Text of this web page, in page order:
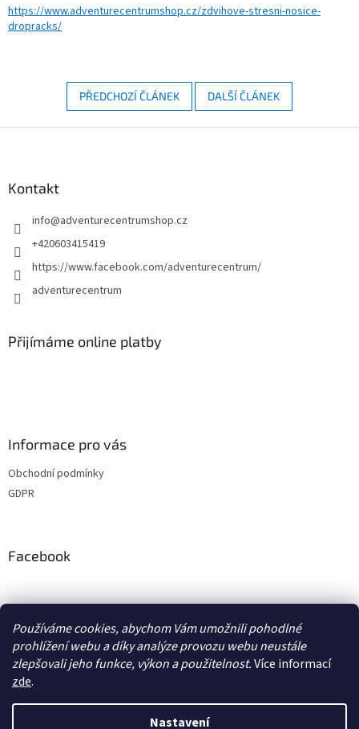
Používáme cookies, abychom Vám umožnili pohodlné
prohlížení webu a díky analýze provozu webu neustále
zlepšovali jeho funkce, výkon a použitelnost.Více informací
zde.
Nastavení
https://www.adventurecentrumshop.cz/zdvihove-stresni-nosice-
dropracks/
PŘEDCHOZÍ ČLÁNEK DALŠÍ ČLÁNEK
Kontakt
info@adventurecentrumshop.cz
+420603415419
https://www.facebook.com/adventurecentrum/
adventurecentrum
Přijímáme online platby
Informace pro vás
Obchodní podmínky
GDPR
Facebook
skotti-grill-cz.eu transcool.cz